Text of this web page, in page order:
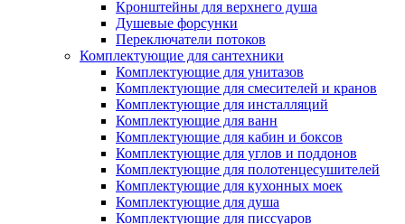
Кронштейны для верхнего душа
Душевые форсунки
Переключатели потоков
Комплектующие для сантехники
Комплектующие для унитазов
Комплектующие для смесителей и кранов
Комплектующие для инсталляций
Комплектующие для ванн
Комплектующие для кабин и боксов
Комплектующие для углов и поддонов
Комплектующие для полотенцесушителей
Комплектующие для кухонных моек
Комплектующие для душа
Комплектующие для писсуаров